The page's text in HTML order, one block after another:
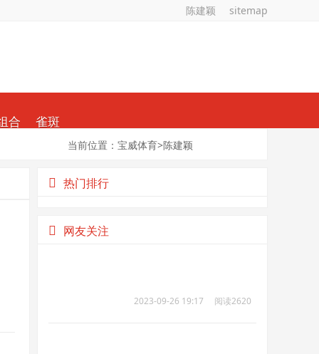
陈建颖 sitemap
合 雀斑
当前位置： 宝威体育>陈建颖
热门排行
网友关注
2023-09-26 19:17
阅读2620